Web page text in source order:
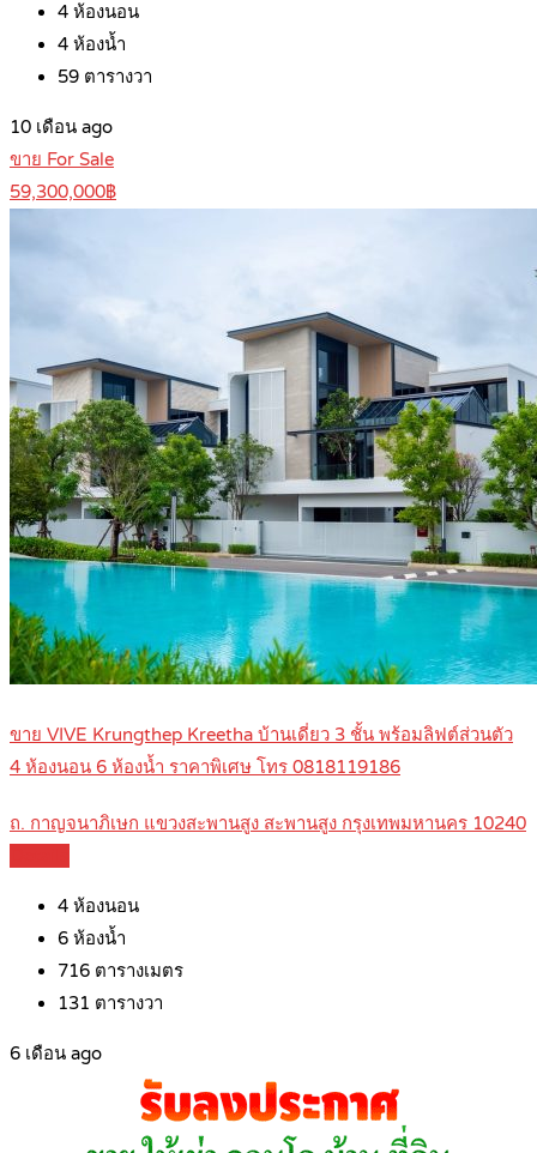
4 ห้องนอน
4 ห้องน้ำ
59 ตารางวา
10 เดือน ago
ขาย For Sale
59,300,000฿
ขาย VIVE Krungthep Kreetha บ้านเดี่ยว 3 ชั้น พร้อมลิฟต์ส่วนตัว
4 ห้องนอน 6 ห้องน้ำ ราคาพิเศษ โทร 0818119186
ถ. กาญจนาภิเษก แขวงสะพานสูง สะพานสูง กรุงเทพมหานคร 10240
4 ห้องนอน
6 ห้องน้ำ
716 ตารางเมตร
131 ตารางวา
6 เดือน ago